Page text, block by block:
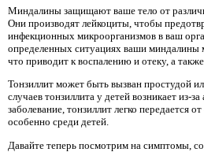
Миндалины защищают ваше тело от
Они производят лейкоциты, чтобы
инфекционных микроорганизмов в ваш
определенных ситуациях ваши миндалины
что приводит к воспалению и отеку, а
Тонзиллит может быть вызван простудой
случаев тонзиллита у детей возникает из-
заболевание, тонзиллит легко передается
особенно среди детей.
Давайте теперь посмотрим на симптомы,